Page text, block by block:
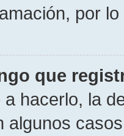
por
que
hacerlo, la
algunos